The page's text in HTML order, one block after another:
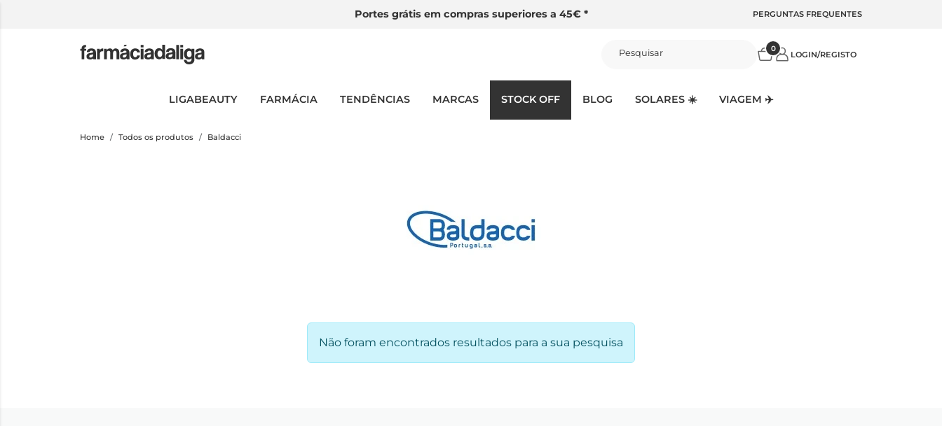
Portes grátis em compras superiores a 45€ * PERGUNTAS FREQUENTES
Pesquisar 0
LOGIN/REGISTO
LIGABEAUTY FARMÁCIA TENDÊNCIAS MARCAS STOCK OFF BLOG SOLARES ☀️ VIAGEM ✈️
Home Todos os produtos Baldacci
Não foram encontrados resultados para a sua pesquisa